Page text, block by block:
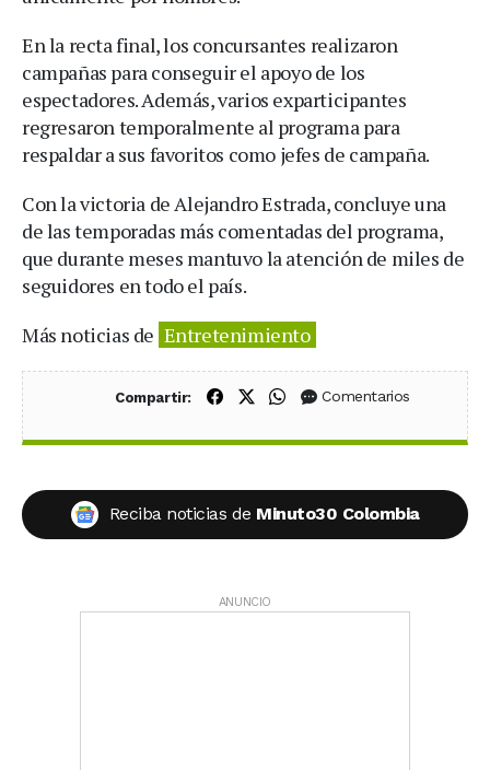
En la recta final, los concursantes realizaron
campañas para conseguir el apoyo de los
espectadores. Además, varios exparticipantes
regresaron temporalmente al programa para
respaldar a sus favoritos como jefes de campaña.
Con la victoria de Alejandro Estrada, concluye una
de las temporadas más comentadas del programa,
que durante meses mantuvo la atención de miles de
seguidores en todo el país.
Más noticias de Entretenimiento
Compartir: Compartir en Facebook
Compartir en X (Twitter)
Compartir en WhatsApp
Comentarios
Reciba noticias de Minuto30 Colombia
ANUNCIO